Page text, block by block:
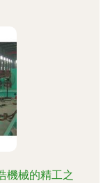
機械的精工之